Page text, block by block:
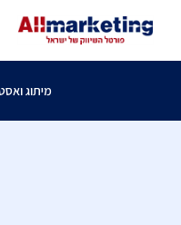
מיתוג